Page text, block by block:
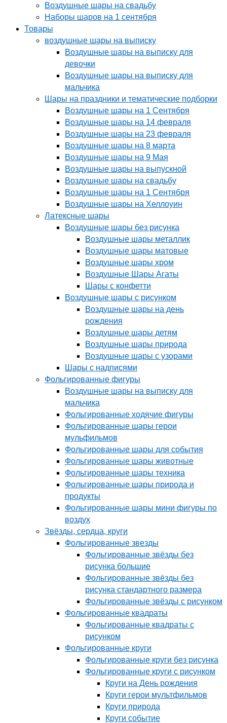
Воздушные шары на свадьбу
Наборы шаров на 1 сентября
Товары
воздушные шары на выписку
Воздушные шары на выписку для
девочки
Воздушные шары на выписку для
мальчика
Шары на праздники и тематические подборки
Воздушные шары на 1 Сентября
Воздушные шары на 14 февраля
Воздушные шары на 23 февраля
Воздушные шары на 8 марта
Воздушные шары на 9 Мая
Воздушные шары на выпускной
Воздушные шары на свадьбу
Воздушные шары на 1 Сентября
Воздушные шары на Хеллоуин
Латексные шары
Воздушные шары без рисунка
Воздушные шары металлик
Воздушные шары матовые
Воздушные шары хром
Воздушные Шары Агаты
Шары с конфетти
Воздушные шары с рисунком
Воздушные шары на день
рождения
Воздушные шары детям
Воздушные шары природа
Воздушные шары с узорами
Шары с надписями
Фольгированные фигуры
Воздушные шары на выписку для
мальчика
Фольгированные ходячие фигуры
Фольгированные шары герои
мульфильмов
Фольгированные шары для события
Фольгированные шары животные
Фольгированные шары техника
Фольгированные шары природа и
продукты
Фольгированные шары мини фигуры по
воздух
Звёзды, сердца, круги
Фольгированные звезды
Фольгированные звёзды без
рисунка большие
Фольгированные звёзды без
рисунка стандартного размера
Фольгированные звёзды с рисунком
Фольгированные квадраты
Фольгированные квадраты с
рисунком
Фольгированные круги
Фольгированные круги без рисунка
Фольгированные круги с рисунком
Круги на День рождения
Круги герои мультфильмов
Круги природа
Круги событие